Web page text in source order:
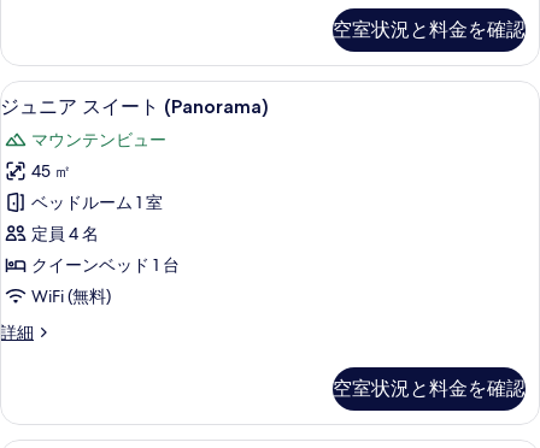
す
べ
て
の
写
真
を
表
示
す
ー
ル
ー
(Classic)
の
詳
細
空室状況と料金を確認
ジ
ュ
ニ
ア
ス
イ
ー
ト
(Panorama)
す
べ
ジュニア スイート (Panorama) | 低
5
ジュニア スイート (Panorama)
マウンテンビュー
45 ㎡
ベッドルーム 1 室
定員 4 名
クイーンベッド 1 台
WiFi (無料)
詳細
ジ
ス
イ
空室状況と料金を確認